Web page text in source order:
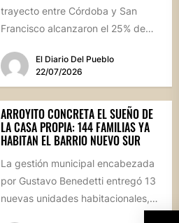
trayecto entre Córdoba y San
Francisco alcanzaron el 25% de
dividida...El Diario Del Pueblo
22/07/2026
ARROYITO CONCRETA EL SUEÑO DE
LA CASA PROPIA: 144 FAMILIAS YA
HABITAN EL BARRIO NUEVO SUR
La gestión municipal encabezada
por Gustavo Benedetti entregó 13
nuevas unidades habitacionales,